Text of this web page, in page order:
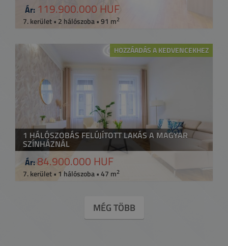
Ár: 119.900.000 HUF
7. kerület • 2 hálószoba • 91 m2
HOZZÁADÁS A KEDVENCEKHEZ
1 HÁLÓSZOBÁS FELÚJÍTOTT LAKÁS A MAGYAR
SZÍNHÁZNÁL
Ár:84.900.000 HUF
7. kerület • 1 hálószoba • 47 m2
MÉG TÖBB